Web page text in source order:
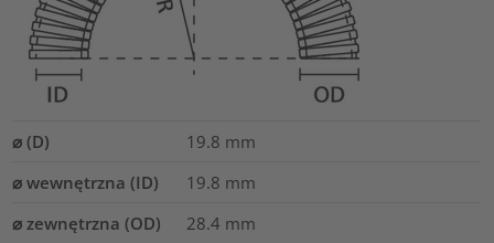
⌀ (D) 19.8 mm
⌀ wewnętrzna (ID)
19.8 mm
⌀ zewnętrzna (OD)
28.4 mm